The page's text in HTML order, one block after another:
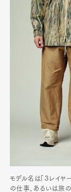
モデル名は「３レイヤ
の仕事、あるいは旅